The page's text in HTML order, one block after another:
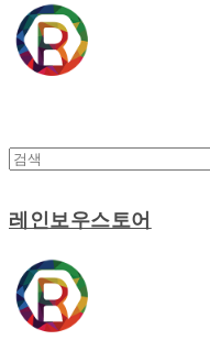
레인보우스토어